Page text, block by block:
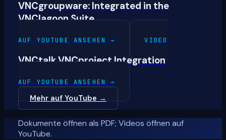
VNCgroupware: Integrated in the
VNClagoon Suite
AUF YOUTUBE ANSEHEN → VIDEO
VNCtalk VNCproject Integration
AUF YOUTUBE ANSEHEN →
Mehr auf YouTube→
Dokumente öffnen als PDF; Videos öffnen auf
YouTube.